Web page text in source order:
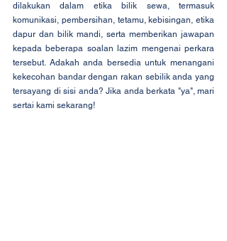
dilakukan dalam etika bilik sewa, termasuk
komunikasi, pembersihan, tetamu, kebisingan, etika
dapur dan bilik mandi, serta memberikan jawapan
kepada beberapa soalan lazim mengenai perkara
tersebut. Adakah anda bersedia untuk menangani
kekecohan bandar dengan rakan sebilik anda yang
tersayang di sisi anda? Jika anda berkata "ya", mari
sertai kami sekarang!